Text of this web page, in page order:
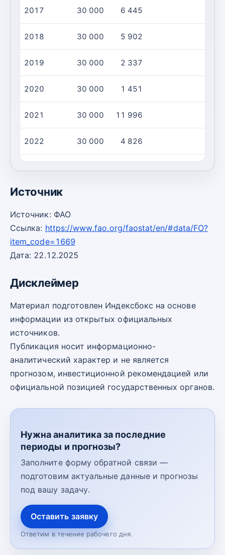
2017 30 000 6 445
2018 30 000 5 902
2019 30 000 2 337
2020 30 000 1 451
2021 30 000 11 996
2022 30 000 4 826
Источник
Источник: ФАО
Ссылка: https://www.fao.org/faostat/en/#data/FO?
item_code=1669
Дата: 22.12.2025
Дисклеймер
Материал подготовлен Индексбокс на основе
информации из открытых официальных
источников.
Публикация носит информационно-
аналитический характер и не является
прогнозом, инвестиционной рекомендацией или
официальной позицией государственных органов.
Нужна аналитика за последние
периоды и прогнозы?
Заполните форму обратной связи —
подготовим актуальные данные и прогнозы
под вашу задачу.
Оставить заявку
Ответим в течение рабочего дня.